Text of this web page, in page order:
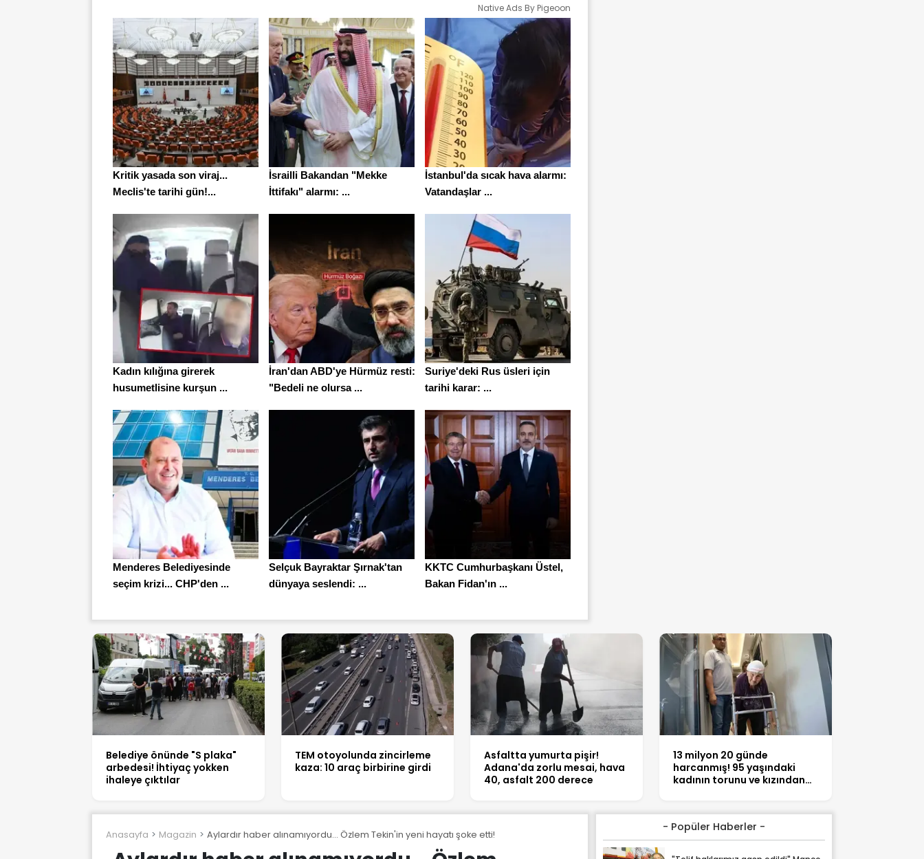
Native Ads By Pigeoon
Kritik yasada son viraj...
Meclis'te tarihi gün!...
İsrailli Bakandan "Mekke
İttifakı" alarmı: ...
İstanbul'da sıcak hava alarmı:
Vatandaşlar ...
Kadın kılığına girerek
husumetlisine kurşun ...
İran'dan ABD'ye Hürmüz resti:
"Bedeli ne olursa ...
Suriye'deki Rus üsleri için
tarihi karar: ...
Menderes Belediyesinde
seçim krizi... CHP'den ...
Selçuk Bayraktar Şırnak'tan
dünyaya seslendi: ...
KKTC Cumhurbaşkanı Üstel,
Bakan Fidan'ın ...
Belediye önünde "S plaka"
arbedesi! İhtiyaç yokken
ihaleye çıktılar
TEM otoyolunda zincirleme
kaza: 10 araç birbirine girdi
Asfaltta yumurta pişir!
Adana'da zorlu mesai, hava
40, asfalt 200 derece
13 milyon 20 günde
harcanmış! 95 yaşındaki
kadının torunu ve kızından
Anasayfa Magazin Aylardır haber alınamıyordu... Özlem Tekin'in yeni hayatı şoke etti!
- Popüler Haberler -